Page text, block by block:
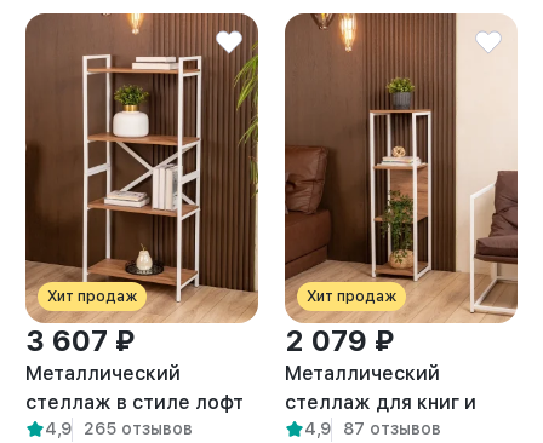
Хит продаж
3 607 ₽
Металлический
стеллаж в стиле лофт
Дунай белый/амаретто
4,9 265 отзывов
Хит продаж
2 079 ₽
Металлический
стеллаж для книг и
растений лофт Арру
4,9 87 отзывов